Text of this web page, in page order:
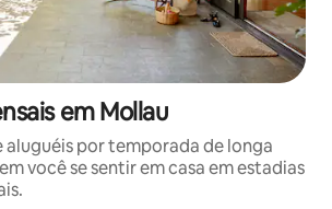
em Mollau
aluguéis por temporada de longa
você se sentir em casa em estadias